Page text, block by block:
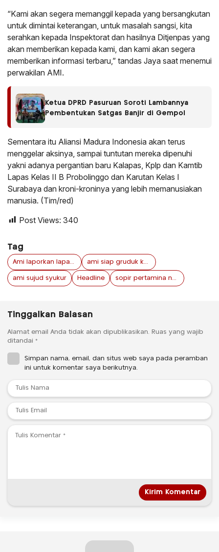
“Kami akan segera memanggil kepada yang bersangkutan
untuk dimintai keterangan, untuk masalah sangsi, kita
serahkan kepada Inspektorat dan hasilnya Ditjenpas yang
akan memberikan kepada kami, dan kami akan segera
memberikan informasi terbaru,” tandas Jaya saat menemui
perwakilan AMI.
Ketua DPRD Pasuruan Soroti Lambannya
Pembentukan Satgas Banjir di Gempol
Sementara itu Aliansi Madura Indonesia akan terus
menggelar aksinya, sampai tuntutan mereka dipenuhi
yakni adanya pergantian baru Kalapas, Kplp dan Kamtib
Lapas Kelas II B Probolinggo dan Karutan Kelas I
Surabaya dan kroni-kroninya yang lebih memanusiakan
manusia. (Tim/red)
Post Views: 340
Tag
Ami laporkan lapas probolinggo ami siap gruduk kemenkumham jawa timur
ami sujud syukur Headline sopir pertamina nakal jawa timur
Tinggalkan Balasan
Alamat email Anda tidak akan dipublikasikan. Ruas yang wajib
ditandai *
Simpan nama, email, dan situs web saya pada peramban
ini untuk komentar saya berikutnya.